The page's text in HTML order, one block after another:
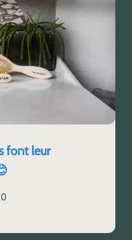
font leur